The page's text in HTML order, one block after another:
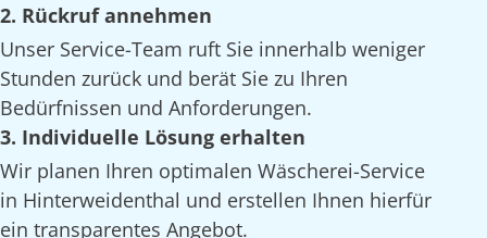
2. Rückruf annehmen
Unser Service-Team ruft Sie innerhalb weniger
Stunden zurück und berät Sie zu Ihren
Bedürfnissen und Anforderungen.
3. Individuelle Lösung erhalten
Wir planen Ihren optimalen Wäscherei-Service
in Hinterweidenthal und erstellen Ihnen hierfür
ein transparentes Angebot.